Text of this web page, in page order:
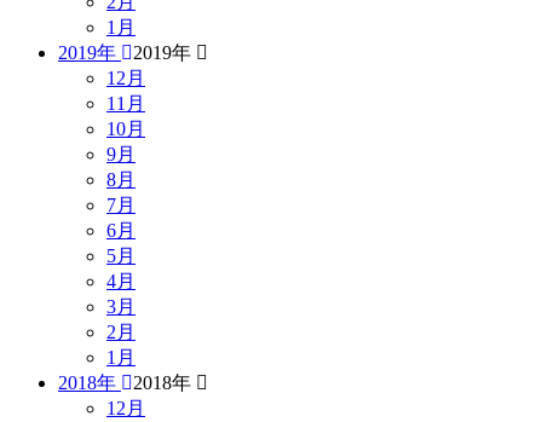
1月
2019年
2019年
12月
11月
10月
9月
8月
7月
6月
5月
4月
3月
2月
1月
2018年
2018年
12月